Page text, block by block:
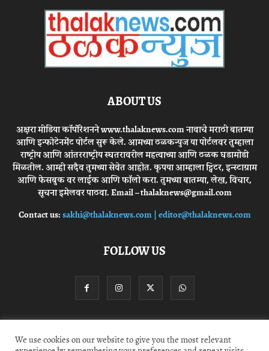
ABOUT US
अक्षरा मीडिया कॉर्पोरेशनने www.thalaknews.com नावाचे मराठी बातम्या
आणि इन्फोटेनमेंट पोर्टल सुरू केले. आमच्या ठळकन्युज या पोर्टलवर तुम्हाला
राष्ट्रीय आणि आंतरराष्ट्रीय स्घतरावरील महत्वाच्या आणि ठळक घडामोडी
मिळतील. आम्ही सदैव तुमच्या सेवेत आहोत. कृपया आम्हाला ट्विटर, इन्स्टाग्राम
आणि फेसबुक वर लाईक आणि फॉलो करा. तुमच्या बातम्या, लेख, विचार,
सूचना इमेलवर पाठवा. Email – thalaknews@gmail.com
Contact us:sakhi@thalaknews.com | editor@thalaknews.com
FOLLOW US
Privacy Policy Contact Us
We use cookies on our website to give you the most relevant